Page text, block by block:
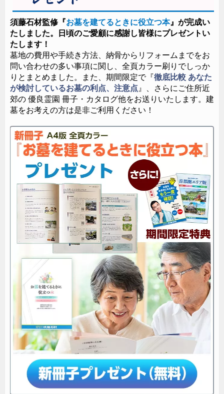
た空間をご用意いたしました。
池袋駅地下通路C6出口の目の前です。旧マルイ・シ
ティの向かいにあたりお買い物にも便利な立地です。
須藤石材監修『お墓を建てるときに役立つ本』が完成い
たしました。日頃のご愛顧に感謝し皆様にプレゼントい
たします！
墓地の費用や手続き方法、納骨からリフォームまでをお
問い合わせの多い事項に関し、全頁カラー刷りでしっか
りとまとめました。また、期間限定で『徹底比較 あなた
が検討しているお墓の利点、注意点 』、さらにご住所近
郊の 優良霊園 冊子・カタログ他をお送りいたします。建
墓をお考えの方は是非ご利用ください！